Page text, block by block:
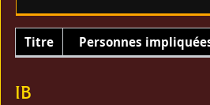
Titre Personnes
IB